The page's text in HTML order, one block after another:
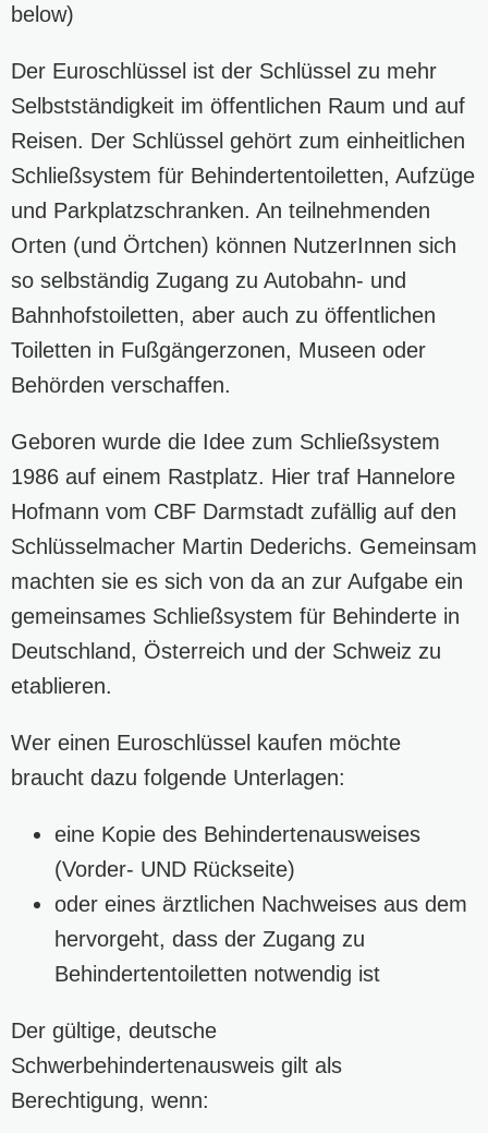
below)
Der Euroschlüssel ist der Schlüssel zu mehr
Selbstständigkeit im öffentlichen Raum und auf
Reisen. Der Schlüssel gehört zum einheitlichen
Schließsystem für Behindertentoiletten, Aufzüge
und Parkplatzschranken. An teilnehmenden
Orten (und Örtchen) können NutzerInnen sich
so selbständig Zugang zu Autobahn- und
Bahnhofstoiletten, aber auch zu öffentlichen
Toiletten in Fußgängerzonen, Museen oder
Behörden verschaffen.
Geboren wurde die Idee zum Schließsystem
1986 auf einem Rastplatz. Hier traf Hannelore
Hofmann vom CBF Darmstadt zufällig auf den
Schlüsselmacher Martin Dederichs. Gemeinsam
machten sie es sich von da an zur Aufgabe ein
gemeinsames Schließsystem für Behinderte in
Deutschland, Österreich und der Schweiz zu
etablieren.
Wer einen Euroschlüssel kaufen möchte
braucht dazu folgende Unterlagen:
eine Kopie des Behindertenausweises
(Vorder- UND Rückseite)
oder eines ärztlichen Nachweises aus dem
hervorgeht, dass der Zugang zu
Behindertentoiletten notwendig ist
Der gültige, deutsche
Schwerbehindertenausweis gilt als
Berechtigung, wenn: